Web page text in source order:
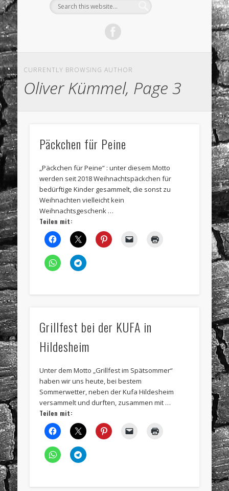
CURRENTLY BROWSING AUTHOR
Oliver Kümmel, Page 3
Päckchen für Peine
„Päckchen für Peine“ : unter diesem Motto
werden seit 2018 Weihnachtspäckchen für
bedürftige Kinder gesammelt, die sonst zu
Weihnachten vielleicht kein
Weihnachtsgeschenk …
Teilen mit:
Grillfest bei der KUFA in
Hildesheim
Unter dem Motto „Grillfest im Spätsommer“
haben wir uns heute, bei bestem
Sommerwetter, neben der Kufa Hildesheim
versammelt und durften, zusammen mit …
Teilen mit: